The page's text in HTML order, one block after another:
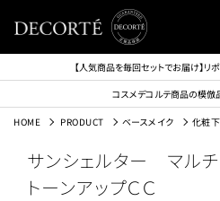
【人気商品を毎回セットでお届け】
コスメデコルテ商品の模倣
HOME PRODUCT ベースメイク 化粧
サンシェルター マル
トーンアップＣＣ